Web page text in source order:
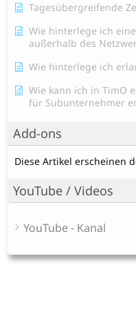
Tagesübergreifende
Wie hinterlege ich
außerhalb des
Wie hinterlege ich
Wie kann ich in TimO
für Subunternehmer
Add-ons
Diese Artikel erscheinen
YouTube / Videos
YouTube - Kanal